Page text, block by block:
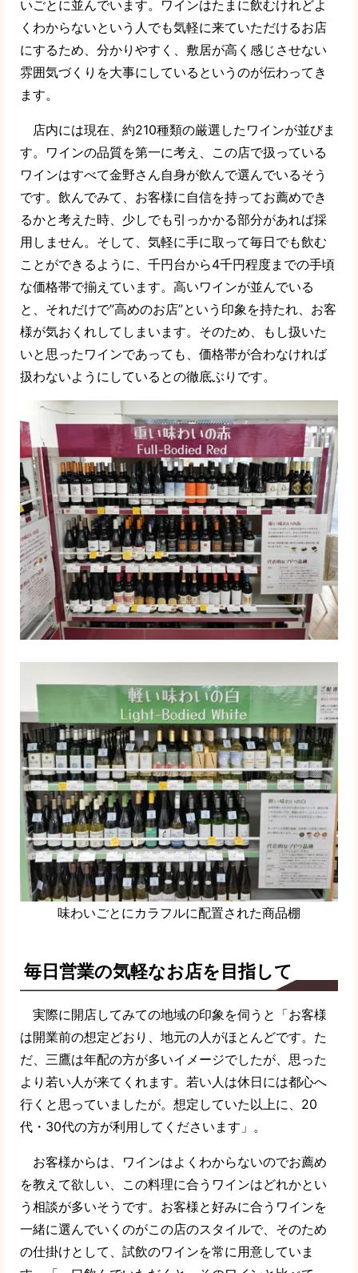
いごとに並んでいます。ワインはたまに飲むけれどよ
くわからないという人でも気軽に来ていただけるお店
にするため、分かりやすく、敷居が高く感じさせない
雰囲気づくりを大事にしているというのが伝わってき
ます。
店内には現在、約210種類の厳選したワインが並びま
す。ワインの品質を第一に考え、この店で扱っている
ワインはすべて金野さん自身が飲んで選んでいるそう
です。飲んでみて、お客様に自信を持ってお薦めでき
るかと考えた時、少しでも引っかかる部分があれば採
用しません。そして、気軽に手に取って毎日でも飲む
ことができるように、千円台から4千円程度までの手頃
な価格帯で揃えています。高いワインが並んでいる
と、それだけで”高めのお店”という印象を持たれ、お客
様が気おくれしてしまいます。そのため、もし扱いた
いと思ったワインであっても、価格帯が合わなければ
扱わないようにしているとの徹底ぶりです。
味わいごとにカラフルに配置された商品棚
毎日営業の気軽なお店を目指して
実際に開店してみての地域の印象を伺うと「お客様
は開業前の想定どおり、地元の人がほとんどです。た
だ、三鷹は年配の方が多いイメージでしたが、思った
より若い人が来てくれます。若い人は休日には都心へ
行くと思っていましたが。想定していた以上に、20
代・30代の方が利用してくださいます」。
お客様からは、ワインはよくわからないのでお薦め
を教えて欲しい、この料理に合うワインはどれかとい
う相談が多いそうです。お客様と好みに合うワインを
一緒に選んでいくのがこの店のスタイルで、そのため
の仕掛けとして、試飲のワインを常に用意していま